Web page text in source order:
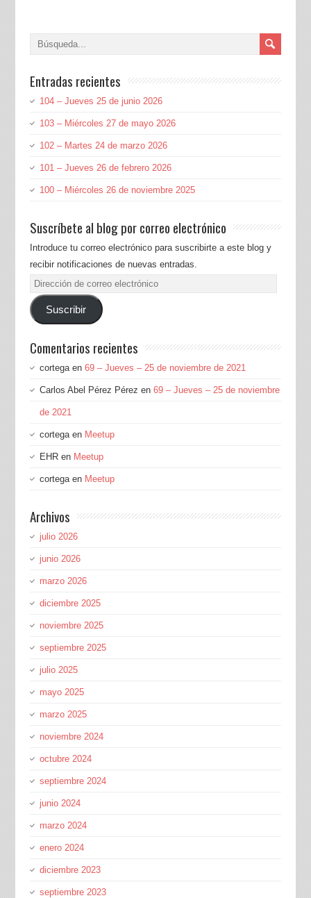
Entradas recientes
104 – Jueves 25 de junio 2026
103 – Miércoles 27 de mayo 2026
102 – Martes 24 de marzo 2026
101 – Jueves 26 de febrero 2026
100 – Miércoles 26 de noviembre 2025
Suscríbete al blog por correo electrónico
Introduce tu correo electrónico para suscribirte a este blog y
recibir notificaciones de nuevas entradas.
Dirección
de
correoSuscribir
Comentarios recientes
cortegaen 69 – Jueves – 25 de noviembre de 2021
Carlos Abel Pérez Pérez en 69 – Jueves – 25 de noviembre
de 2021
cortegaen Meetup
EHRen Meetup
cortegaen Meetup
Archivos
julio 2026
junio 2026
marzo 2026
diciembre 2025
noviembre 2025
septiembre 2025
julio 2025
mayo 2025
marzo 2025
noviembre 2024
octubre 2024
septiembre 2024
junio 2024
marzo 2024
enero 2024
diciembre 2023
septiembre 2023